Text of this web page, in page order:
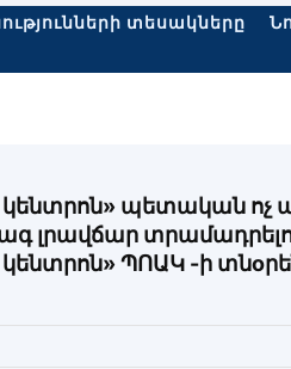
տեսակները
պետական ոչ
լրավճար
ՊՈԱԿ -ի